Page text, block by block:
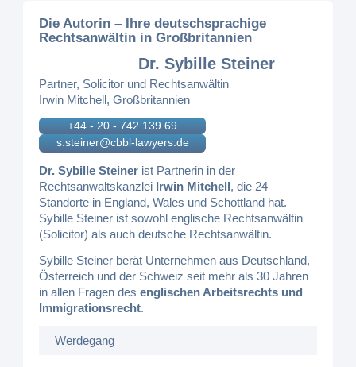
Die Autorin – Ihre deutschsprachige
Rechtsanwältin in Großbritannien
Dr. Sybille Steiner
Partner, Solicitor und Rechtsanwältin
Irwin Mitchell, Großbritannien
+44 - 20 - 742 139 69
s.steiner@cbbl-lawyers.de
Dr. Sybille Steiner ist Partnerin in der
Rechtsanwaltskanzlei Irwin Mitchell, die 24
Standorte in England, Wales und Schottland hat.
Sybille Steiner ist sowohl englische Rechtsanwältin
(Solicitor) als auch deutsche Rechtsanwältin.
Sybille Steiner berät Unternehmen aus Deutschland,
Österreich und der Schweiz seit mehr als 30 Jahren
in allen Fragen desenglischen Arbeitsrechts und
Immigrationsrecht.
Werdegang